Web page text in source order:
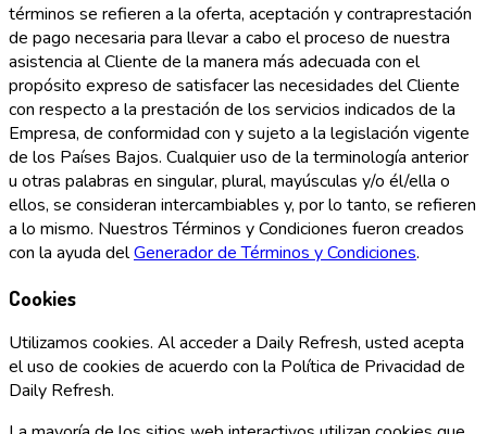
términos se refieren a la oferta, aceptación y contraprestación
de pago necesaria para llevar a cabo el proceso de nuestra
asistencia al Cliente de la manera más adecuada con el
propósito expreso de satisfacer las necesidades del Cliente
con respecto a la prestación de los servicios indicados de la
Empresa, de conformidad con y sujeto a la legislación vigente
de los Países Bajos. Cualquier uso de la terminología anterior
u otras palabras en singular, plural, mayúsculas y/o él/ella o
ellos, se consideran intercambiables y, por lo tanto, se refieren
a lo mismo. Nuestros Términos y Condiciones fueron creados
con la ayuda delGenerador de Términos y Condiciones.
Cookies
Utilizamos cookies. Al acceder a Daily Refresh, usted acepta
el uso de cookies de acuerdo con la Política de Privacidad de
Daily Refresh.